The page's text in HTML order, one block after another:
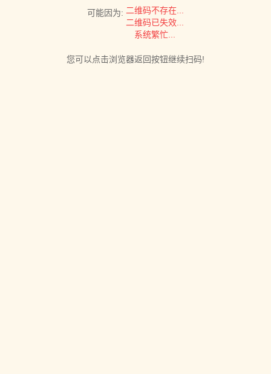
可能因为: 二维码不存在...
二维码已失效...
系统繁忙...
您可以点击浏览器返回按钮继续扫码!